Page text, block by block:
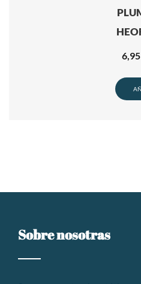
6,95
Sobre nosotras